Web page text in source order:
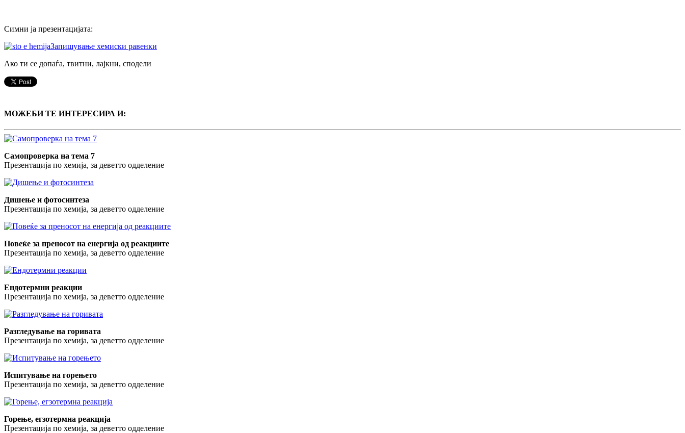
Симни ја презентацијата:
Запишување хемиски равенки
Ако ти се допаѓа, твитни, лајкни, сподели
МОЖЕБИ ТЕ ИНТЕРЕСИРА И:
Самопроверка на тема 7
Презентација по хемија, за деветто одделение
Дишење и фотосинтеза
Презентација по хемија, за деветто одделение
Повеќе за преносот на енергија од реакциите
Презентација по хемија, за деветто одделение
Ендотермни реакции
Презентација по хемија, за деветто одделение
Разгледување на горивата
Презентација по хемија, за деветто одделение
Испитување на горењето
Презентација по хемија, за деветто одделение
Горење, егзотермна реакција
Презентација по хемија, за деветто одделение